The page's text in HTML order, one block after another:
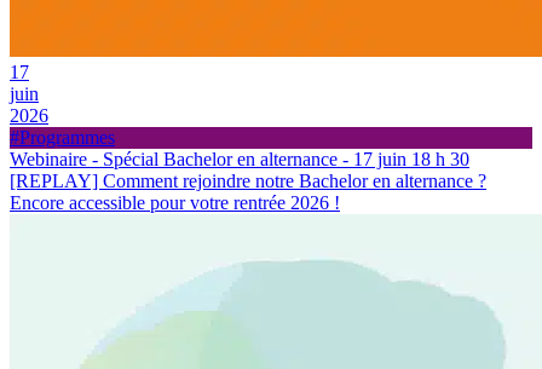
17
juin
2026
#Programmes
Webinaire - Spécial Bachelor en alternance - 17 juin 18 h 30
[REPLAY] Comment rejoindre notre Bachelor en alternance ?
Encore accessible pour votre rentrée 2026 !